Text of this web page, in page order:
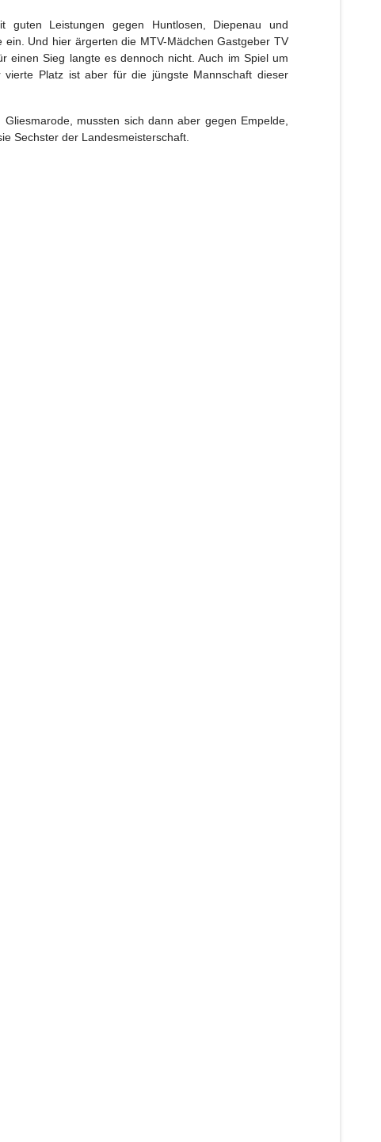
guten Leistungen gegen Huntlosen, Diepenau und
Und hier ärgerten die MTV-Mädchen Gastgeber TV
einen Sieg langte es dennoch nicht. Auch im Spiel um
Platz ist aber für die jüngste Mannschaft dieser
mussten sich dann aber gegen Empelde,
Sechster der Landesmeisterschaft.